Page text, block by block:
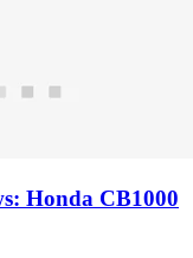
Honda CB1000